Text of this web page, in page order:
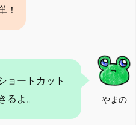
！
やまの
ョートカット
よ。